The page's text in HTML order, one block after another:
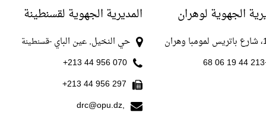
الجهوية لوهران المديرية الجهوية لقسنطينة
حي النخيل, عين الباي -قسنطينة
070 956 44 213+
297 956 44 213+
drc@opu.dz,